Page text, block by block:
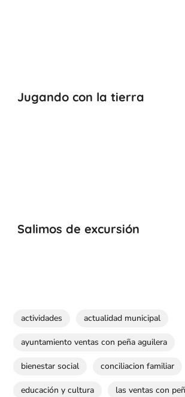
Jugando con la tierra
Salimos de excursión
actividades actualidad municipal
ayuntamiento ventas con peña aguilera
bienestar social conciliacion familiar
educación y cultura las ventas con